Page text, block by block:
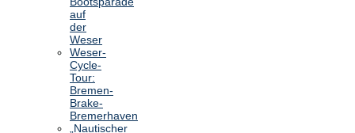
auf
der
Weser
Weser-
Cycle-
Tour:
Bremen-
Brake-
Bremerhaven
„Nautischer